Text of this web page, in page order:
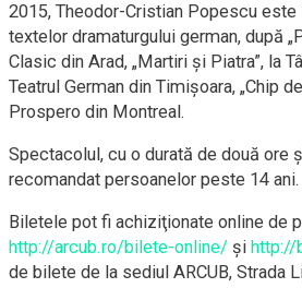
2015, Theodor-Cristian Popescu este
textelor dramaturgului german, după
Clasic din Arad, „Martiri şi Piatra”, la
Teatrul German din Timişoara, „Chip
Prospero din Montreal.
Spectacolul, cu o durată de două ore
recomandat persoanelor peste 14 ani.
Biletele pot fi achiziţionate online de
http://arcub.ro/bilete-online/ şi
de bilete de la sediul ARCUB, Strada